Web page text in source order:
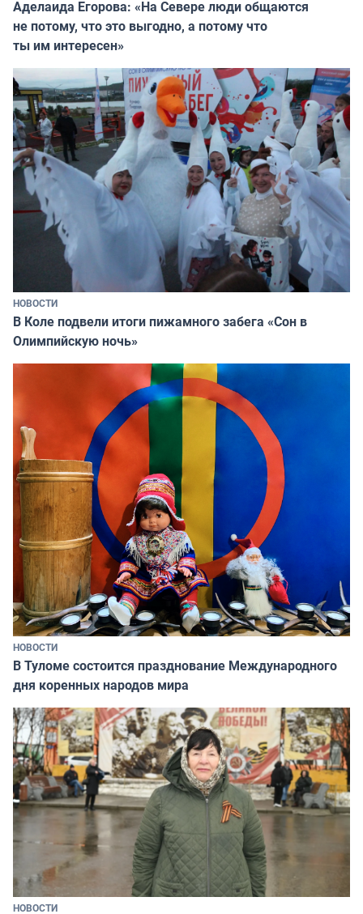
Аделаида Егорова: «На Севере люди общаются
не потому, что это выгодно, а потому что
ты им интересен»
НОВОСТИ
В Коле подвели итоги пижамного забега «Сон в
Олимпийскую ночь»
НОВОСТИ
В Туломе состоится празднование Международного
дня коренных народов мира
НОВОСТИ